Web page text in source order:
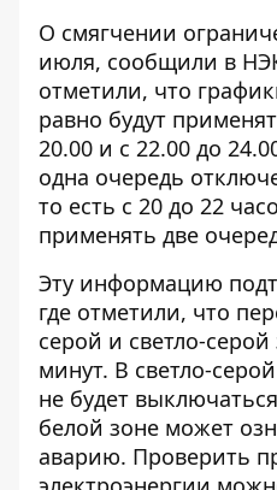
О смягчении
июля, сообщили в
отметили, что
равно будут
20.00 и с 22.00 до
одна очередь
то есть с 20 до 22
применять две
Эту информацию
где отметили, что
серой и светло-
минут. В светло-
не будет
белой зоне может
аварию. Проверить